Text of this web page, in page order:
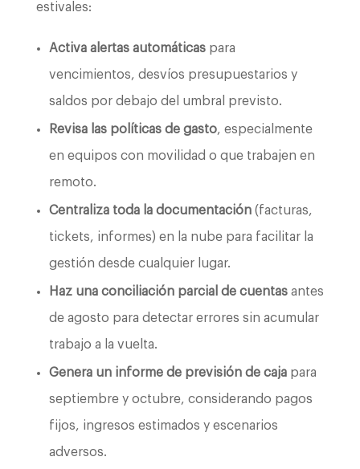
estivales:
Activa alertas automáticaspara
vencimientos, desvíos presupuestarios y
saldos por debajo del umbral previsto.
Revisa las políticas de gasto, especialmente
en equipos con movilidad o que trabajen en
remoto.
Centraliza toda la documentación(facturas,
tickets, informes) en la nube para facilitar la
gestión desde cualquier lugar.
Haz una conciliación parcial de cuentasantes
de agosto para detectar errores sin acumular
trabajo a la vuelta.
Genera un informe de previsión de cajapara
septiembre y octubre, considerando pagos
fijos, ingresos estimados y escenarios
adversos.